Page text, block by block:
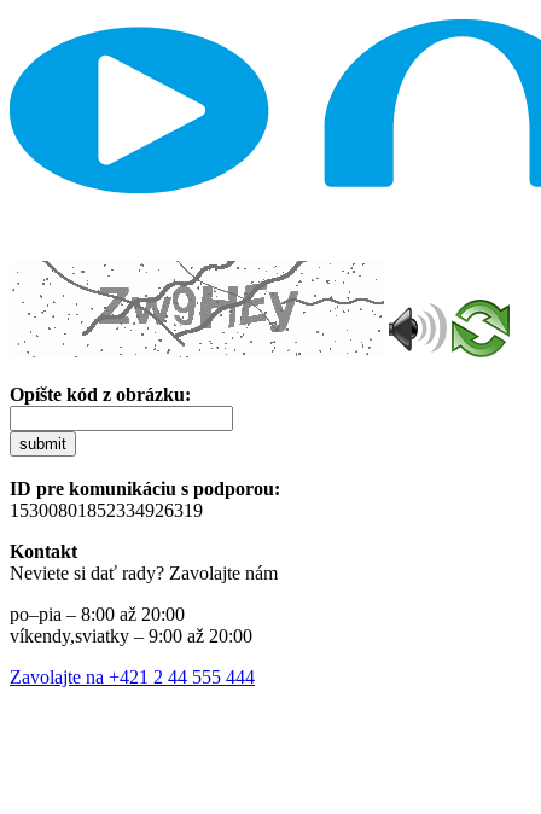
Opíšte kód z obrázku:
submit
ID pre komunikáciu s podporou:
15300801852334926319
Kontakt
Neviete si dať rady? Zavolajte nám
po–pia – 8:00 až 20:00
víkendy,sviatky – 9:00 až 20:00
Zavolajte na +421 2 44 555 444